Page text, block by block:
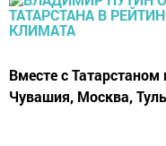
Вместе с
Чувашия, Москва,